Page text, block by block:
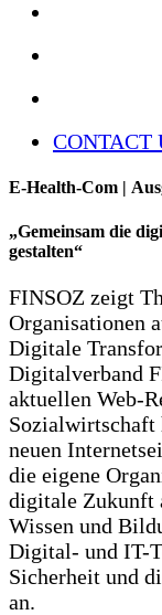
CONTACT
E-Health-Com |
„Gemeinsam die
gestalten“
FINSOZ zeigt
Organisationen
Digitale
Digitalverband
aktuellen Web-
Sozialwirtschaft
neuen
die eigene
digitale Zukunft
Wissen und
Digital- und IT-
Sicherheit und
an.